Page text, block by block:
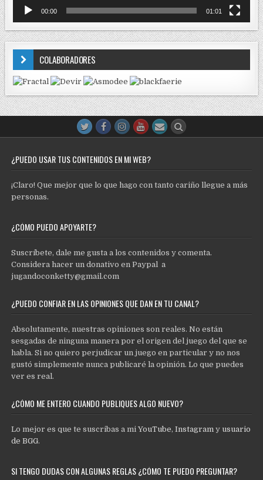
00:00 01:01
COLABORADORES
¿PUEDO USAR TUS CONTENIDOS EN MI WEB?
¡Claro! Que mejor que lo que hago con tanto cariño llegue a más
personas.
¿CÓMO PUEDO APOYARTE?
Suscríbete, dale me gusta a los contenidos y comenta.
Considera hacer un donativo en Paypal a
jugandoconketty@gmail.com
¿PUEDO CONFIAR EN LAS OPINIONES QUE DAN EN TU CANAL?
Absolutamente, nuestras opiniones son reales. No están
sesgadas de ninguna manera por el origen del juego del que se
habla. Si no quiero perjudicar un juego en particular y no nos
gustó simplemente nunca publicaré la opinión. Lo que puedes
ver es real.
¿CÓMO ME ENTERO CUANDO PUBLIQUES ALGO NUEVO?
Lo mejor es que te suscribas a miYouTube,Instagram y usuario
de BGG.
SI TENGO DUDAS CON ALGUNAS REGLAS ¿CÓMO TE PUEDO PREGUNTAR?